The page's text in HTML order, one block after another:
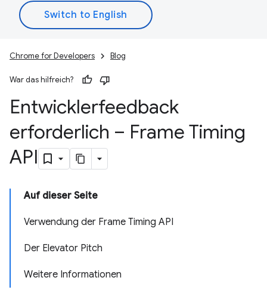
Chrome for Developers Blog
War das hilfreich?
Entwicklerfeedback
erforderlich – Frame Timing
API
Auf dieser Seite
Verwendung der Frame Timing API
Der Elevator Pitch
Weitere Informationen